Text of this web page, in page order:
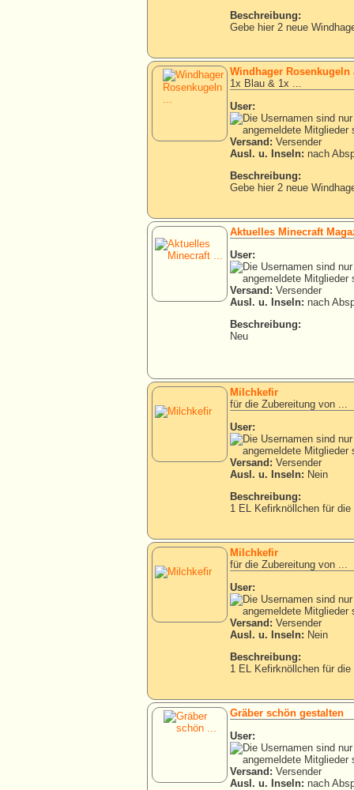
Beschreibung:
Gebe hier 2 neue
Windhager Rosenkugeln
1x Blau & 1x ...
User:
Versand: Versender
Ausl. u. Inseln: nach
Beschreibung:
Gebe hier 2 neue
Aktuelles Minecraft
User:
Versand: Versender
Ausl. u. Inseln: nach
Beschreibung:
Neu
Milchkefir
für die Zubereitung von ...
User:
Versand: Versender
Ausl. u. Inseln: Nein
Beschreibung:
1 EL Kefirknöllchen für
Milchkefir
für die Zubereitung von ...
User:
Versand: Versender
Ausl. u. Inseln: Nein
Beschreibung:
1 EL Kefirknöllchen für
Gräber schön gestalten
User:
Versand: Versender
Ausl. u. Inseln: nach